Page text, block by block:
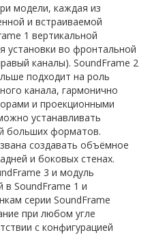
модели, каждая из
и встраиваемой
1 вертикальной
установки во фронтальной
каналы). SoundFrame 2
подходит на роль
канала, гармонично
и проекционными
устанавливать
больших форматов.
создавать объёмное
и боковых стенах.
3 и модуль
в SoundFrame 1 и
серии SoundFrame
при любом угле
с конфигурацией